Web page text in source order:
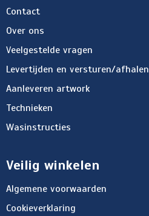
Contact
Over ons
Veelgestelde vragen
Levertijden en versturen/afhalen
Aanleveren artwork
Technieken
Wasinstructies
Veilig winkelen
Algemene voorwaarden
Cookieverklaring